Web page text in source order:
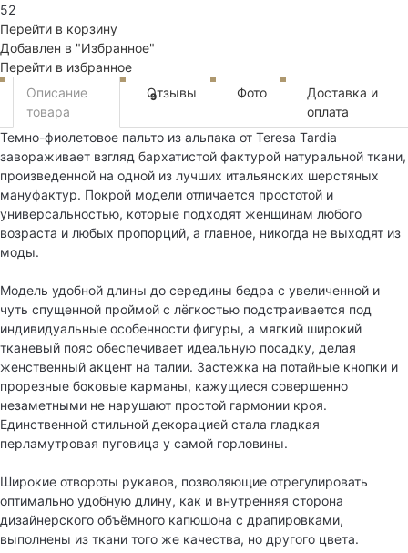
52
Перейти в корзину
Добавлен в "Избранное"
Перейти в избранное
Описание
товара
Отзывы
9 Фото
Доставка и
оплата
Темно-фиолетовое пальто из альпака от Teresa Tardia
завораживает взгляд бархатистой фактурой натуральной ткани,
произведенной на одной из лучших итальянских шерстяных
мануфактур. Покрой модели отличается простотой и
универсальностью, которые подходят женщинам любого
возраста и любых пропорций, а главное, никогда не выходят из
моды.
Модель удобной длины до середины бедра с увеличенной и
чуть спущенной проймой с лёгкостью подстраивается под
индивидуальные особенности фигуры, а мягкий широкий
тканевый пояс обеспечивает идеальную посадку, делая
женственный акцент на талии. Застежка на потайные кнопки и
прорезные боковые карманы, кажущиеся совершенно
незаметными не нарушают простой гармонии кроя.
Единственной стильной декорацией стала гладкая
перламутровая пуговица у самой горловины.
Широкие отвороты рукавов, позволяющие отрегулировать
оптимально удобную длину, как и внутренняя сторона
дизайнерского объёмного капюшона с драпировками,
выполнены из ткани того же качества, но другого цвета.